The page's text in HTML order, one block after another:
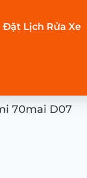
Đặt Lịch Rửa Xe
70mai D07